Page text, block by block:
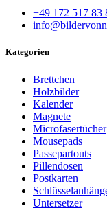
+49 172 517 83
Kategorien
Brettchen
Holzbilder
Kalender
Magnete
Microfasertücher
Mousepads
Passepartouts
Pillendosen
Postkarten
Untersetzer